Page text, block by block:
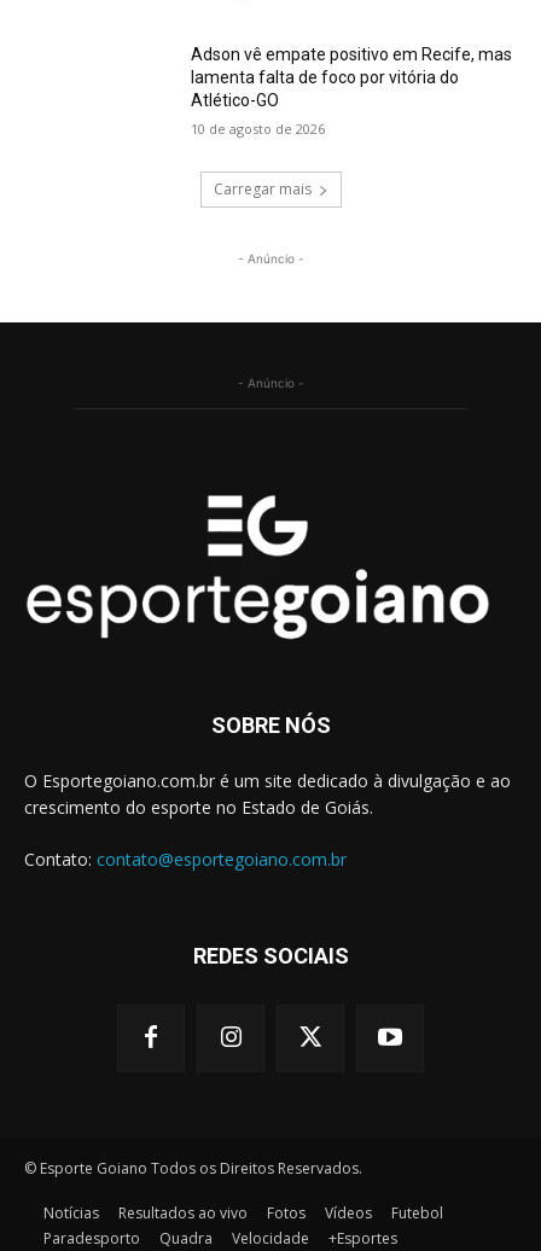
Adson vê empate positivo em Recife, mas
lamenta falta de foco por vitória do
Atlético-GO
10 de agosto de 2026
Carregar mais
- Anúncio -
- Anúncio -
SOBRE NÓS
O Esportegoiano.com.br é um site dedicado à divulgação e ao
crescimento do esporte no Estado de Goiás.
Contato: contato@esportegoiano.com.br
REDES SOCIAIS
© Esporte Goiano Todos os Direitos Reservados.
Notícias Resultados ao vivo Fotos Vídeos
Futebol
Paradesporto
Quadra Velocidade +Esportes